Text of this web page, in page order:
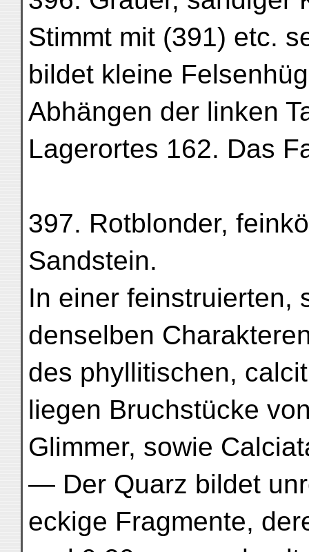
Stimmt mit (391) etc.
bildet kleine
Abhängen der linken
Lagerortes 162. Das
397. Rotblonder,
Sandstein.
In einer feinstruierten,
denselben
des phyllitischen,
liegen Bruchstücke
Glimmer, sowie
— Der Quarz bildet
eckige Fragmente,